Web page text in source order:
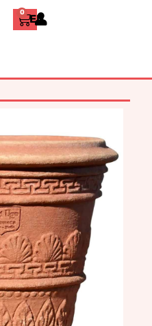
0 ENGLISH
VASI, CIOTOLE E
DECORATO